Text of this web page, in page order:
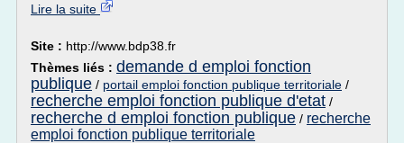
Lire la suite
Site : http://www.bdp38.fr
Thèmes liés : demande d emploi fonction
publique / portail emploi fonction publique territoriale /
recherche emploi fonction publique d'etat /
recherche d emploi fonction publique / recherche
emploi fonction publique territoriale